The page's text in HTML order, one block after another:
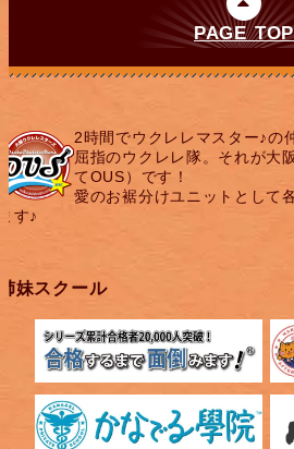
PAGE TOP
2時間でウクレレマスター♪の
屈指のウクレレ隊。それが大
てOUS）です！
愛のお裾分けユニットとして
す♪
妹スクール